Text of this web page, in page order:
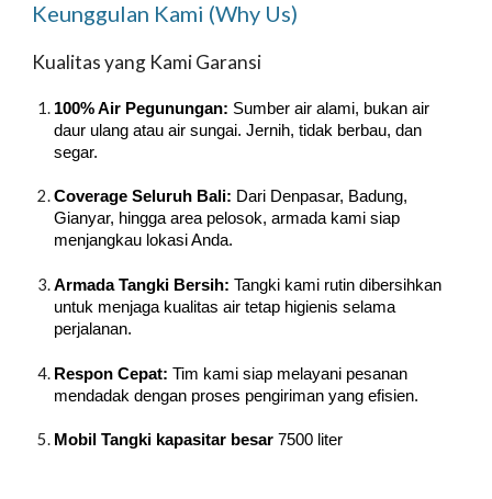
Keunggulan Kami (Why Us)
Kualitas yang Kami Garansi
100% Air Pegunungan: Sumber air alami, bukan air
daur ulang atau air sungai. Jernih, tidak berbau, dan
segar.
Coverage Seluruh Bali: Dari Denpasar, Badung,
Gianyar, hingga area pelosok, armada kami siap
menjangkau lokasi Anda.
Armada Tangki Bersih: Tangki kami rutin dibersihkan
untuk menjaga kualitas air tetap higienis selama
perjalanan.
Respon Cepat: Tim kami siap melayani pesanan
mendadak dengan proses pengiriman yang efisien.
Mobil Tangki kapasitar besar 7500 liter